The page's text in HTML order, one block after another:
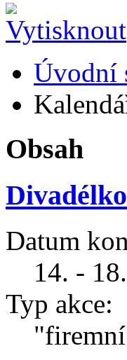
Úvodní
Obsah
Datum
14. -
Typ akce: